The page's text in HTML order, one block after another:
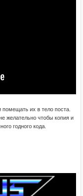
их в тело поста.
желательно чтобы копия и
годного кода.